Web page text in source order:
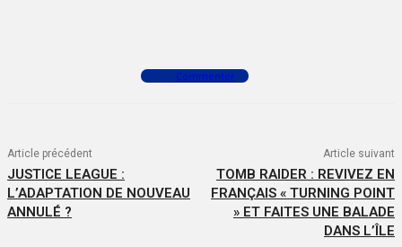
Commenter
Article précédent
JUSTICE LEAGUE :
L’ADAPTATION DE NOUVEAU
ANNULÉ ?
Article suivant
TOMB RAIDER : REVIVEZ EN
FRANÇAIS « TURNING POINT
» ET FAITES UNE BALADE
DANS L’ÎLE